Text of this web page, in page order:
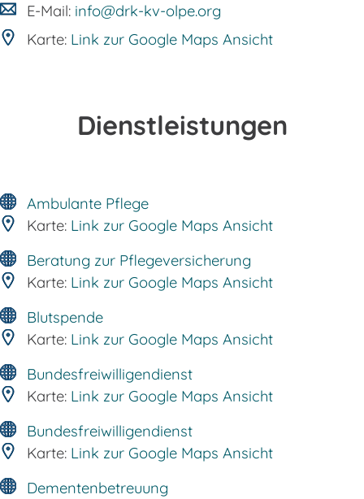
E-Mail: info@drk-kv-olpe.org
Karte: Link zur Google Maps Ansicht
Dienstleistungen
Ambulante Pflege
Karte: Link zur Google Maps Ansicht
Beratung zur Pflegeversicherung
Karte: Link zur Google Maps Ansicht
Blutspende
Karte: Link zur Google Maps Ansicht
Bundesfreiwilligendienst
Karte: Link zur Google Maps Ansicht
Bundesfreiwilligendienst
Karte: Link zur Google Maps Ansicht
Dementenbetreuung